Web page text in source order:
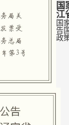
国
江
国
告
政